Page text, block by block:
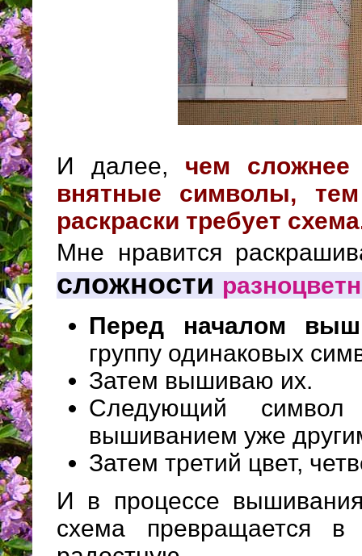
И далее, чем
внятные символы,
раскраски требует
Мне нравится
сложности
Перед началом
группу одинаковых
Затем вышиваю их.
Следующий
вышиванием уже
Затем третий цвет,
И в процессе
схема превращается